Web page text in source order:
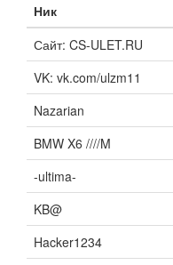
Ник
Сайт: CS-ULET.RU
VK: vk.com/ulzm11
Nazarian
BMW X6 ////M
-ultima-
KB@
Hacker1234